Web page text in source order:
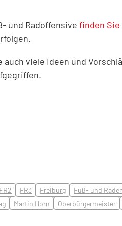
und Radoffensive finden
viele Ideen und
FR2 FR3 Freiburg
Fuß- und
Martin Horn Oberbürgermeister